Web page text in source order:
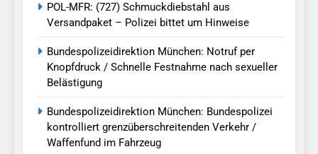
POL-MFR: (727) Schmuckdiebstahl aus
Versandpaket – Polizei bittet um Hinweise
Bundespolizeidirektion München: Notruf per
Knopfdruck / Schnelle Festnahme nach sexueller
Belästigung
Bundespolizeidirektion München: Bundespolizei
kontrolliert grenzüberschreitenden Verkehr /
Waffenfund im Fahrzeug